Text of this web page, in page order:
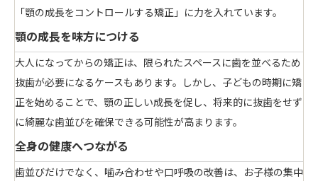
「顎の成長をコントロールする矯正」に力を入れています。
顎の成長を味方につける
大人になってからの矯正は、限られたスペースに歯を並べるため
抜歯が必要になるケースもあります。しかし、子どもの時期に矯
正を始めることで、顎の正しい成長を促し、将来的に抜歯をせず
に綺麗な歯並びを確保できる可能性が高まります。
全身の健康へつながる
歯並びだけでなく、噛み合わせや口呼吸の改善は、お子様の集中